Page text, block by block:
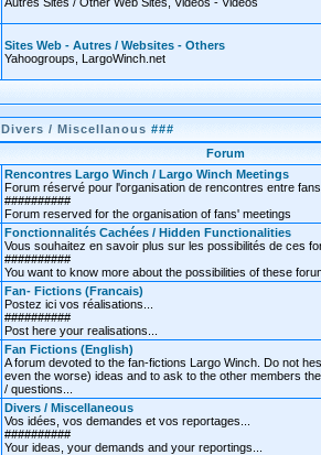
Sites Web - Autres / Websites - Others
Yahoogroups, LargoWinch.net
Divers / Miscellanous ###
Forum
Rencontres Largo Winch / Largo Winch Meetings
Forum réservé pour l'organisation de rencontres entre fans
##########
Forum reserved for the organisation of fans' meetings
Fonctionnalités Cachées / Hidden Functionalities
Vous souhaitez en savoir plus sur les possibilités de ces
##########
You want to know more about the possibilities of these
Fan- Fictions (Francais)
Postez ici vos réalisations...
##########
Post here your realisations...
Fan Fictions (English)
A forum devoted to the fan-fictions Largo Winch. Do not
even the worse) ideas and to ask to the other members
/ questions...
Divers / Miscellaneous
Vos idées, vos demandes et vos reportages...
##########
Your ideas, your demands and your reportings...